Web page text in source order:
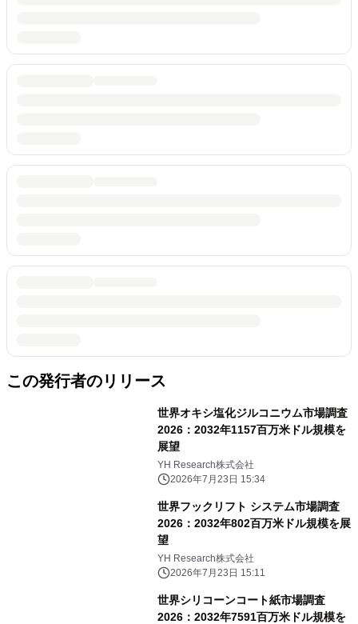
この発行者のリリース
世界オキシ塩化ジルコニウム市場調査
2026：2032年1157百万米ドル規模を
展望
YH Research株式会社
2026年7月23日 15:34
世界フックリフト システム市場調査
2026：2032年802百万米ドル規模を展
望
YH Research株式会社
2026年7月23日 15:11
世界シリコーンコート紙市場調査
2026：2032年7591百万米ドル規模を